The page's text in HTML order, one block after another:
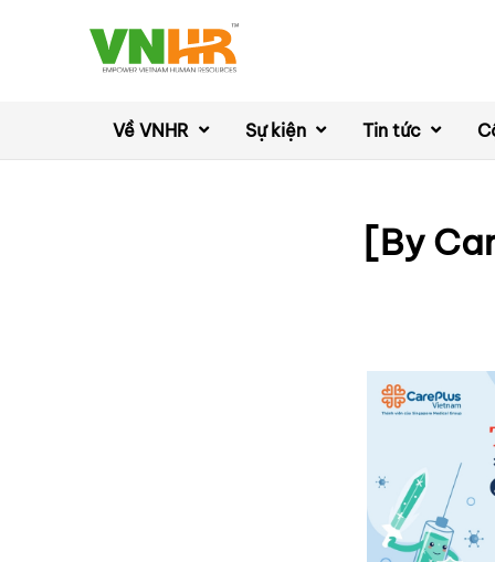
Về VNHR Sự kiện Tin tức
[By